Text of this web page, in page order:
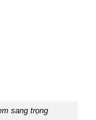
sang trọng